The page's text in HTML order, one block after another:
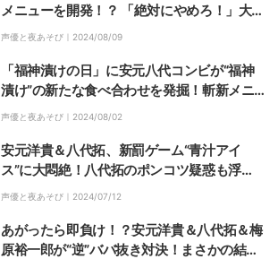
メニューを開発！？ 「絶対にやめろ！」大悶
絶の八代拓にスタジオ爆笑
声優と夜あそび｜ 2024/08/09
「福神漬けの日」に安元八代コンビが“福神
漬け”の新たな食べ合わせを発掘！斬新メニ
ュー考案も安元洋貴「絶対にやめろ！」
声優と夜あそび｜ 2024/08/02
安元洋貴＆八代拓、新罰ゲーム“青汁アイ
ス”に大悶絶！八代拓のポンコツ疑惑も浮
上！？
声優と夜あそび｜ 2024/07/12
あがったら即負け！？安元洋貴＆八代拓＆梅
原裕一郎が“逆”ババ抜き対決！まさかの結末